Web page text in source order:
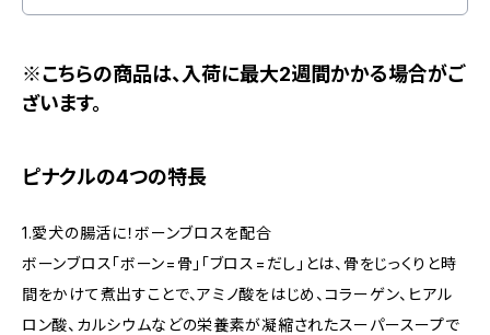
※こちらの商品は、入荷に最大2週間かかる場合がご
ざいます。
ピナクルの4つの特長
1.愛犬の腸活に！ボーンブロスを配合
ボーンブロス「ボーン=骨」「ブロス=だし」とは、骨をじっくりと時
間をかけて煮出すことで、アミノ酸をはじめ、コラーゲン、ヒアル
ロン酸、カルシウムなどの栄養素が凝縮されたスーパースープで